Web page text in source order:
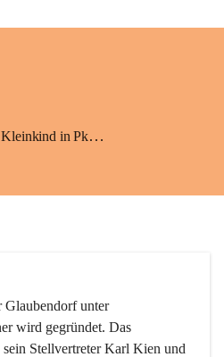
+2
T2 Menschenrettung – Notlage Kleinkind in Pkw eingeschlossen
unter
wird gegründet. Das
Stellvertreter Karl Kien und